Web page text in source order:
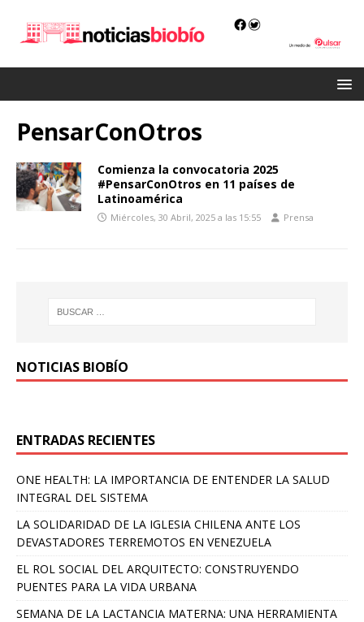
PensarConOtros
Comienza la convocatoria 2025
#PensarConOtros en 11 países de
Latinoamérica
Miércoles, 30 Abril, 2025 a las 15:55 Prensa
NOTICIAS BIOBÍO
ENTRADAS RECIENTES
ONE HEALTH: LA IMPORTANCIA DE ENTENDER LA SALUD
INTEGRAL DEL SISTEMA
LA SOLIDARIDAD DE LA IGLESIA CHILENA ANTE LOS
DEVASTADORES TERREMOTOS EN VENEZUELA
EL ROL SOCIAL DEL ARQUITECTO: CONSTRUYENDO
PUENTES PARA LA VIDA URBANA
SEMANA DE LA LACTANCIA MATERNA: UNA HERRAMIENTA